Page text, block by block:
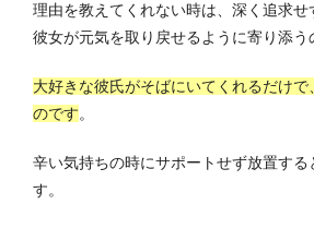
理由を教えてくれない時は、深く追求せ
彼女が元気を取り戻せるように寄り添う
大好きな彼氏がそばにいてくれるだけで
のです。
辛い気持ちの時にサポートせず放置する
す。